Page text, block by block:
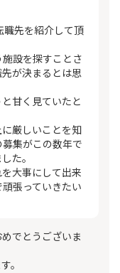
職先を紹介して頂
設を探すことさ
が決まるとは思
甘く見ていたと
厳しいことを知
集がこの数年で
た。
大事にして出来
張っていきたい
でとうございま
。